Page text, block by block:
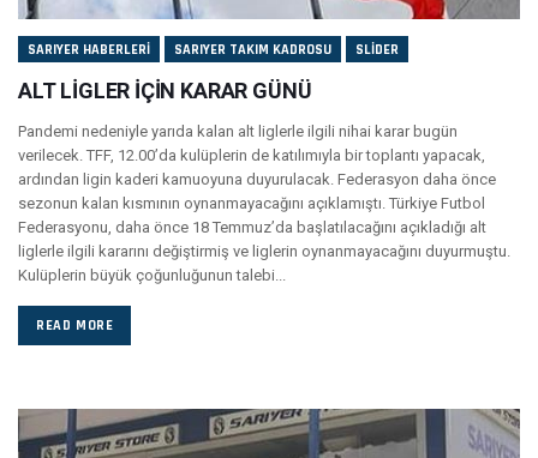
SARIYER HABERLERI SARIYER TAKIM KADROSU SLIDER
ALT LİGLER İÇİN KARAR GÜNÜ
Pandemi nedeniyle yarıda kalan alt liglerle ilgili nihai karar bugün
verilecek. TFF, 12.00’da kulüplerin de katılımıyla bir toplantı yapacak,
ardından ligin kaderi kamuoyuna duyurulacak. Federasyon daha önce
sezonun kalan kısmının oynanmayacağını açıklamıştı. Türkiye Futbol
Federasyonu, daha önce 18 Temmuz’da başlatılacağını açıkladığı alt
liglerle ilgili kararını değiştirmiş ve liglerin oynanmayacağını duyurmuştu.
Kulüplerin büyük çoğunluğunun talebi...
READ MORE